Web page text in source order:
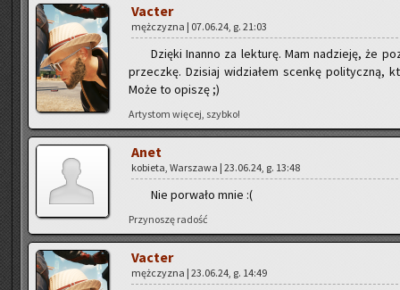
Vac­ter
męż­czy­zna | 07.06.24, g. 21:03
Dzię­ki In­an­no za lek­tu­rę. Mam na­dzie­ję, że
przecz­kę. Dzi­siaj wi­dzia­łem scen­kę po­li­tycz­ną,
Może to opi­szę ;)
Ar­ty­stom wię­cej, szyb­ko!
Anet
ko­bie­ta, War­sza­wa | 23.06.24, g. 13:48
Nie po­rwa­ło mnie :(
Przy­no­szę ra­dość
Vac­ter
męż­czy­zna | 23.06.24, g. 14:49